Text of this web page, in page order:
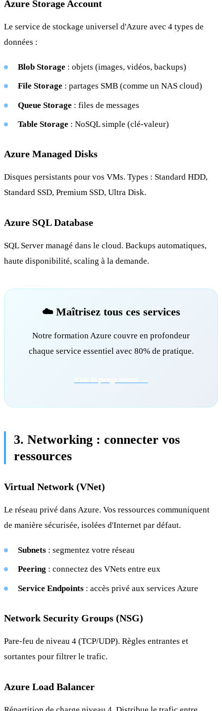
Azure Storage Account
Le service de stockage universel d'Azure avec 4 types de
données :
Blob Storage : objets (images, vidéos, backups)
File Storage : partages SMB (comme un NAS cloud)
Queue Storage : files de messages
Table Storage : NoSQL simple (clé-valeur)
Azure Managed Disks
Disques persistants pour vos VMs. Types : Standard HDD,
Standard SSD, Premium SSD, Ultra Disk.
Azure SQL Database
SQL Server managé dans le cloud. Backups automatiques,
haute disponibilité, scaling à la demande.
☁️ Maîtrisez tous ces services
Notre formation Azure couvre en profondeur
chaque service essentiel avec 80% de pratique.
3. Networking : connecter vos
ressources
Virtual Network (VNet)
Le réseau privé dans Azure. Vos ressources communiquent
de manière sécurisée, isolées d'Internet par défaut.
Subnets : segmentez votre réseau
Peering : connectez des VNets entre eux
Service Endpoints : accès privé aux services Azure
Network Security Groups (NSG)
Pare-feu de niveau 4 (TCP/UDP). Règles entrantes et
sortantes pour filtrer le trafic.
Azure Load Balancer